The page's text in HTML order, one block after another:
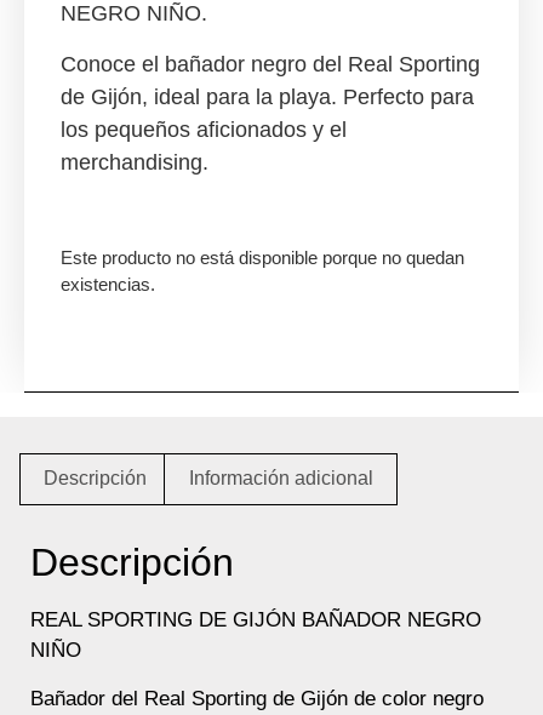
NEGRO NIÑO.
Conoce el bañador negro del Real Sporting
de Gijón, ideal para la playa. Perfecto para
los pequeños aficionados y el
merchandising.
Este producto no está disponible porque no quedan
existencias.
Descripción Información adicional
Descripción
REAL SPORTING DE GIJÓN BAÑADOR NEGRO
NIÑO
Bañador del Real Sporting de Gijón de color negro